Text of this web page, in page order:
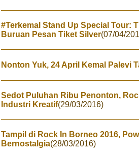
#Terkemal Stand Up Special Tour:
Buruan Pesan Tiket Silver(07/04/
Nonton Yuk, 24 April Kemal Palevi
Sedot Puluhan Ribu Penonton,
Industri Kreatif(29/03/2016)
Tampil di Rock In Borneo 2016,
Bernostalgia(28/03/2016)